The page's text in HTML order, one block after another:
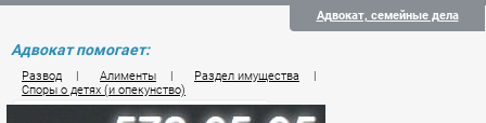
Адвокат, семейные дела
Адвокат помогает:
Развод | Алименты | Раздел имущества
|
Споры о детях (и опекунство)
Цены на услуги по семейному праву